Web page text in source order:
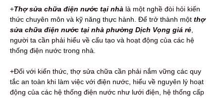
+Thợ sửa chữa điện nước tại nhà là một nghề đòi hỏi kiến
thức chuyên môn và kỹ năng thực hành. Để trở thành một thợ
sửa chữa điện nước tại nhà phường Dịch Vọng giá rẻ,
người ta cần phải hiểu về cấu tạo và hoạt động của các hệ
thống điện nước trong nhà.
+Đối với kiến thức, thợ sửa chữa cần phải nắm vững các quy
tắc an toàn khi làm việc với điện nước, hiểu về nguyên lý hoạt
động của các hệ thống điện nước như lưới điện, hệ thống cấp